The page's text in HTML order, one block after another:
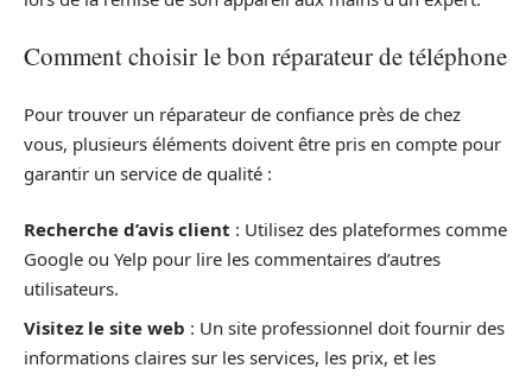
Comment choisir le bon réparateur de téléphone
Pour trouver un réparateur de confiance près de chez
vous, plusieurs éléments doivent être pris en compte pour
garantir un service de qualité :
Recherche d’avis client : Utilisez des plateformes comme
Google ou Yelp pour lire les commentaires d’autres
utilisateurs.
Visitez le site web : Un site professionnel doit fournir des
informations claires sur les services, les prix, et les